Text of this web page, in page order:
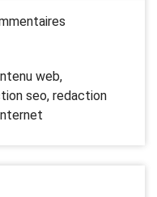
web,
seo, redaction